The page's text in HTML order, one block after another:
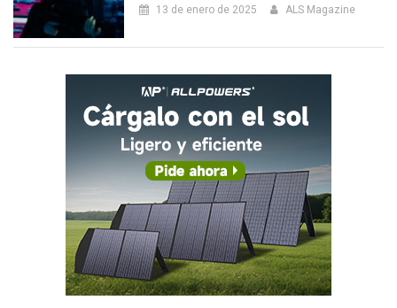
13 de enero de 2025 ALS Magazine